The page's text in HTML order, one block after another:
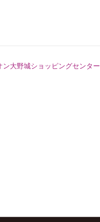
ン大野城ショッピングセンター